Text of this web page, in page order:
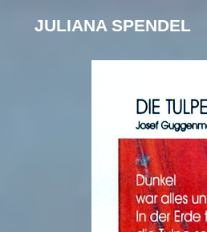
JULIANA SPENDEL